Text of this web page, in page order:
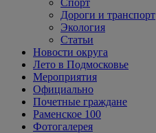
Спорт
Дороги и транспорт
Экология
Статьи
Новости округа
Лето в Подмосковье
Мероприятия
Официально
Почетные граждане
Раменское 100
Фотогалерея